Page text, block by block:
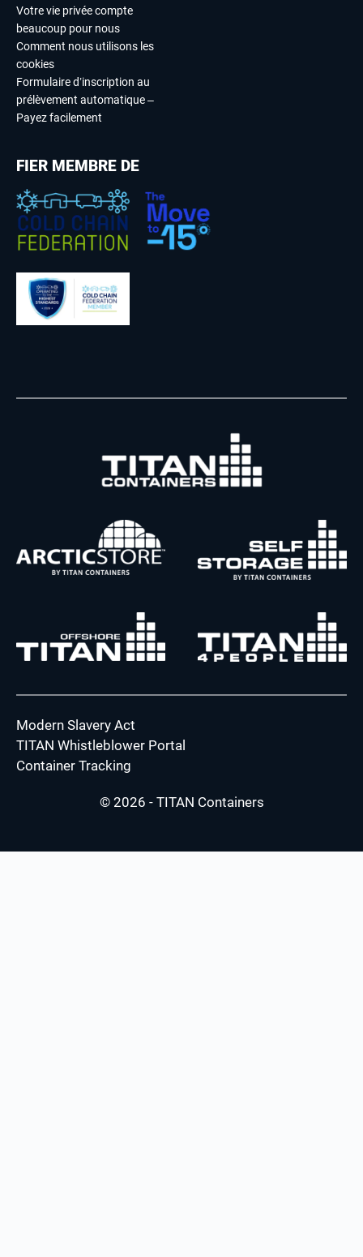
Votre vie privée compte
beaucoup pour nous
Comment nous utilisons les
cookies
Formulaire d’inscription au
prélèvement automatique –
Payez facilement
FIER MEMBRE DE
Modern Slavery Act
TITAN Whistleblower Portal
Container Tracking
© 2026 - TITAN Containers